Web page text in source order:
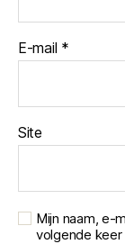
E-mail *
Site
Mijn naam, e-
volgende keer